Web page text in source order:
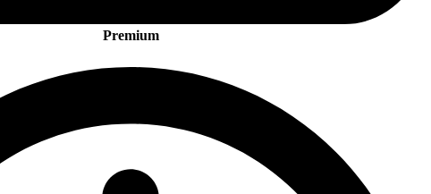
Premium